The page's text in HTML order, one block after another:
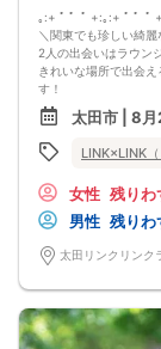
｡:+ ﾟ ゜ﾟ +:｡:+ ﾟ ゜ﾟ
＼関東でも珍しい綺
2人の出会いはラウン
きれいな場所で出会
す！
今回のテーマは
「国内･温泉旅行が好
年収400万円以上・公
春は桜の名所へ
秋は紅葉がキレイな京
冬は草津で雪見温泉
旅行好きのお相手とな
1年中、ステキな思い
さらに
”前回参加の男性一部紹
40代／営業職役員／
太田市 | 8
LINK×LINK（
女性 残りわ
男性 残りわ
太田リンクリン